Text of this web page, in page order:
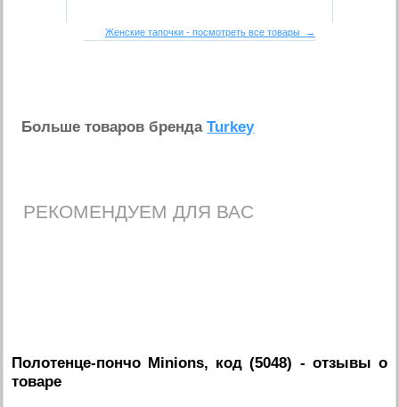
Женские тапочки - посмотреть все товары →
Больше товаров брендаTurkey
РЕКОМЕНДУЕМ ДЛЯ ВАС
Полотенце-пончо Minions, код (5048) - отзывы о
товаре